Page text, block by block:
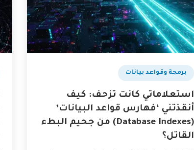
برمجة وقواعد بيانات
استعلاماتي كانت تزحف: كيف
أنقذتني ‘فهارس قواعد البيانات’
(Database Indexes) من جحيم البطء
القاتل؟